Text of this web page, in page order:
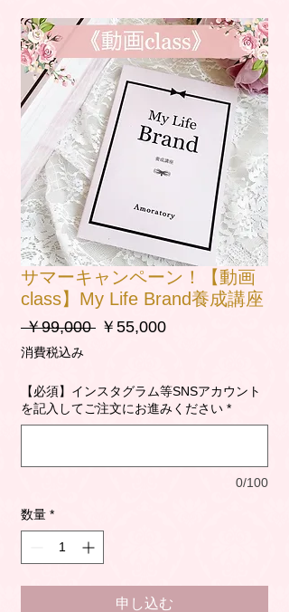
サマーキャンペーン！【動画
class】My Life Brand養成講座
￥99,000 通
格
￥55,000セ
価
格
消費税込み
【必須】インスタグラム等SNSアカウント
を記入してご注文にお進みください *
0/100
数量 *
申し込む